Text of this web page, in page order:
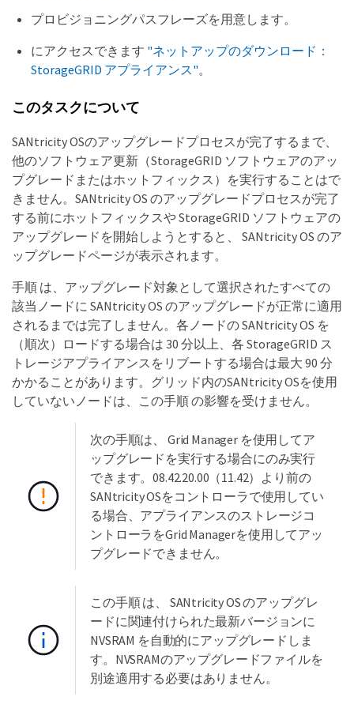
プロビジョニングパスフレーズを用意します。
にアクセスできます "ネットアップのダウンロード：
StorageGRID アプライアンス"。
このタスクについて
SANtricity OSのアップグレードプロセスが完了するまで、
他のソフトウェア更新（StorageGRID ソフトウェアのアッ
プグレードまたはホットフィックス）を実行することはで
きません。SANtricity OS のアップグレードプロセスが完了
する前にホットフィックスや StorageGRID ソフトウェアの
アップグレードを開始しようとすると、 SANtricity OS のア
ップグレードページが表示されます。
手順 は、アップグレード対象として選択されたすべての
該当ノードに SANtricity OS のアップグレードが正常に適用
されるまでは完了しません。各ノードの SANtricity OS を
（順次）ロードする場合は 30 分以上、各 StorageGRID ス
トレージアプライアンスをリブートする場合は最大 90 分
かかることがあります。グリッド内のSANtricity OSを使用
していないノードは、この手順 の影響を受けません。
次の手順は、 Grid Manager を使用してア
ップグレードを実行する場合にのみ実行
できます。08.42.20.00（11.42）より前の
SANtricity OSをコントローラで使用してい
る場合、アプライアンスのストレージコ
ントローラをGrid Managerを使用してアッ
プグレードできません。
この手順 は、 SANtricity OS のアップグレ
ードに関連付けられた最新バージョンに
NVSRAM を自動的にアップグレードしま
す。NVSRAMのアップグレードファイルを
別途適用する必要はありません。